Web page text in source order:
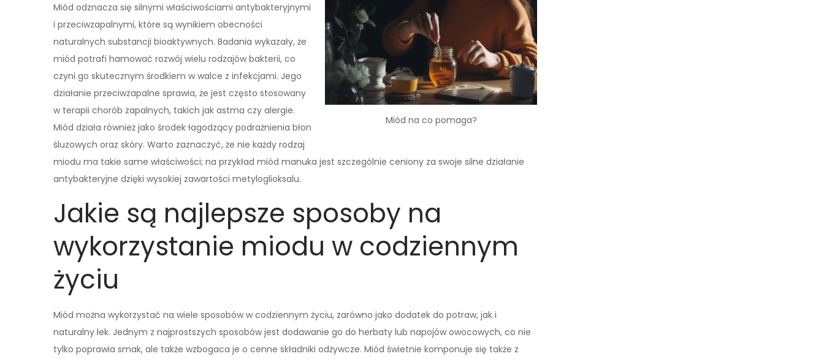
Miód na co pomaga?
Miód odznacza się silnymi właściwościami antybakteryjnymi
i przeciwzapalnymi, które są wynikiem obecności
naturalnych substancji bioaktywnych. Badania wykazały, że
miód potrafi hamować rozwój wielu rodzajów bakterii, co
czyni go skutecznym środkiem w walce z infekcjami. Jego
działanie przeciwzapalne sprawia, że jest często stosowany
w terapii chorób zapalnych, takich jak astma czy alergie.
Miód działa również jako środek łagodzący podrażnienia błon
śluzowych oraz skóry. Warto zaznaczyć, że nie każdy rodzaj
miodu ma takie same właściwości; na przykład miód manuka jest szczególnie ceniony za swoje silne działanie
antybakteryjne dzięki wysokiej zawartości metyloglioksalu.
Jakie są najlepsze sposoby na
wykorzystanie miodu w codziennym
życiu
Miód można wykorzystać na wiele sposobów w codziennym życiu, zarówno jako dodatek do potraw, jak i
naturalny lek. Jednym z najprostszych sposobów jest dodawanie go do herbaty lub napojów owocowych, co nie
tylko poprawia smak, ale także wzbogaca je o cenne składniki odżywcze. Miód świetnie komponuje się także z